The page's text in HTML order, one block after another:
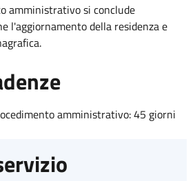
amministrativo si conclude
l'aggiornamento della residenza e
amministrativo: 45 giorni